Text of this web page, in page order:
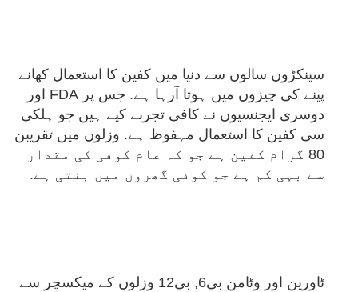
سینکڑوں سالوں سے دنیا میں کفین کا استعمال کھانے
پینے کی چیزوں میں ہوتا آرہا ہے. جس پر FDA اور
دوسری ایجنسیوں نے کافی تجربے کیے ہیں جو ہلکی
سی کفین کا استعمال مہفوظ ہے. وزلوں میں تقریبن
80 گرام کفین ہے جو کہ عام کوفی کی مقدار
سے بہی کم ہے جو کوفی گھروں میں بنتی ہے.
ٹاورین اور وٹامن بی6, بی12 وزلوں کے میکسچر سے